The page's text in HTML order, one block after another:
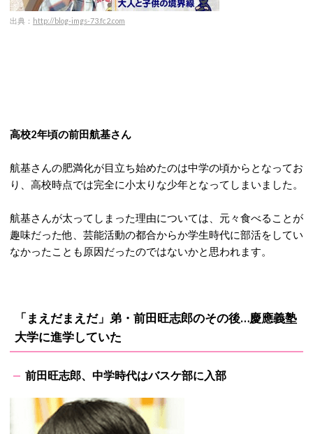
出典： http://blog-imgs-73.fc2.com
高校2年頃の前田航基さん
航基さんの肥満化が目立ち始めたのは中学の頃からとなってお
り、高校時点では完全に小太りな少年となってしまいました。
航基さんが太ってしまった理由については、元々食べることが
趣味だった他、芸能活動の都合からか学生時代に部活をしてい
なかったことも原因だったのではないかと思われます。
「まえだまえだ」弟・前田旺志郎のその後…慶應義塾
大学に進学していた
前田旺志郎、中学時代はバスケ部に入部